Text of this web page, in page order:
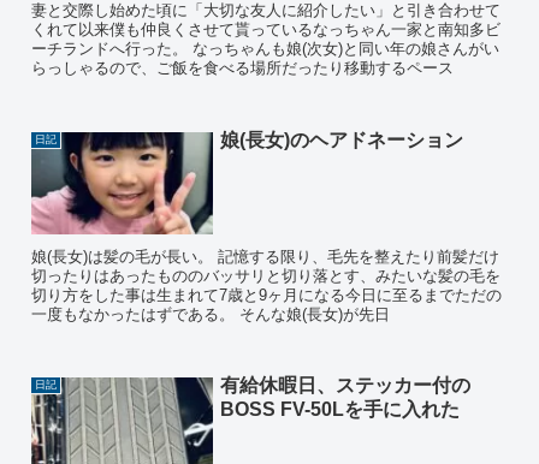
妻と交際し始めた頃に「大切な友人に紹介したい」と引き合わせて
くれて以来僕も仲良くさせて貰っているなっちゃん一家と南知多ビ
ーチランドへ行った。 なっちゃんも娘(次女)と同い年の娘さんがい
らっしゃるので、ご飯を食べる場所だったり移動するペース
日記 娘(長女)のヘアドネーション
娘(長女)は髪の毛が長い。 記憶する限り、毛先を整えたり前髪だけ
切ったりはあったもののバッサリと切り落とす、みたいな髪の毛を
切り方をした事は生まれて7歳と9ヶ月になる今日に至るまでただの
一度もなかったはずである。 そんな娘(長女)が先日
日記
有給休暇日、ステッカー付の
BOSS FV-50Lを手に入れた